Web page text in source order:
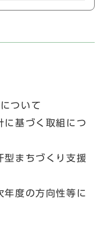
ついて
に基づく取組につ
型まちづくり支援
年度の方向性等に